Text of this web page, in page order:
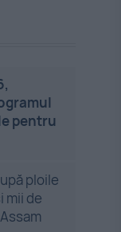
pentru
ploile
mii de